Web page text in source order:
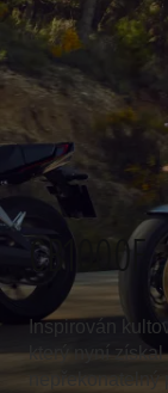
CB1000F
Inspirován
který nyní